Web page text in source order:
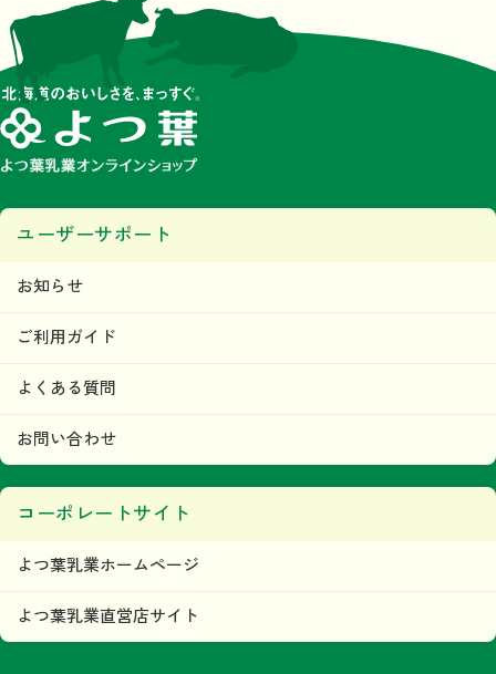
ユーザーサポート
お知らせ
ご利用ガイド
よくある質問
お問い合わせ
コーポレートサイト
よつ葉乳業ホームページ
よつ葉乳業直営店サイト